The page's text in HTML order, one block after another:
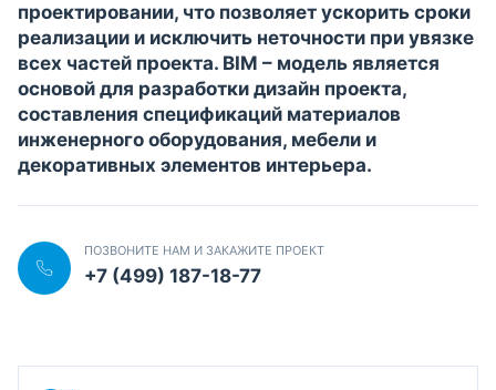
проектировании, что позволяет ускорить сроки
реализации и исключить неточности при увязке
всех частей проекта. BIM – модель является
основой для разработки дизайн проекта,
составления спецификаций материалов
инженерного оборудования, мебели и
декоративных элементов интерьера.
ПОЗВОНИТЕ НАМ И ЗАКАЖИТЕ ПРОЕКТ
+7 (499) 187-18-77